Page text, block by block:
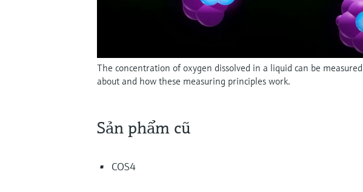
The concentration of oxygen dissolved in a liquid can be
about and how these measuring principles work.
Sản phẩm cũ
COS4